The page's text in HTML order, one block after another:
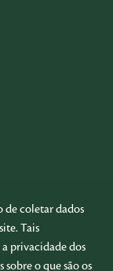
coletar dados
Tais
a privacidade dos
sobre o que são os